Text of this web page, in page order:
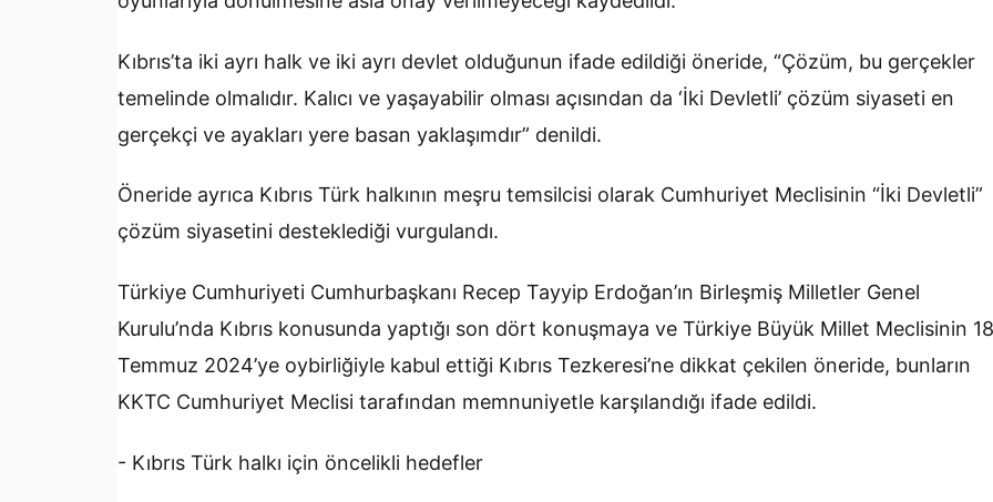
Kıbrıs’ta iki ayrı halk ve iki ayrı devlet olduğunun ifade edildiği öneride, “Çözüm, bu gerçekler
temelinde olmalıdır. Kalıcı ve yaşayabilir olması açısından da ‘İki Devletli’ çözüm siyaseti en
gerçekçi ve ayakları yere basan yaklaşımdır” denildi.
Öneride ayrıca Kıbrıs Türk halkının meşru temsilcisi olarak Cumhuriyet Meclisinin “İki Devletli”
çözüm siyasetini desteklediği vurgulandı.
Türkiye Cumhuriyeti Cumhurbaşkanı Recep Tayyip Erdoğan’ın Birleşmiş Milletler Genel
Kurulu’nda Kıbrıs konusunda yaptığı son dört konuşmaya ve Türkiye Büyük Millet Meclisinin 18
Temmuz 2024’ye oybirliğiyle kabul ettiği Kıbrıs Tezkeresi’ne dikkat çekilen öneride, bunların
KKTC Cumhuriyet Meclisi tarafından memnuniyetle karşılandığı ifade edildi.
- Kıbrıs Türk halkı için öncelikli hedefler